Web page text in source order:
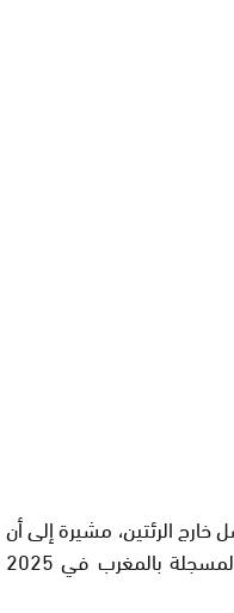
خارج الرئتين، مشيرة إلى أن
53 في المائة من الحالات الجديدة المسجلة بالمغرب في 2025